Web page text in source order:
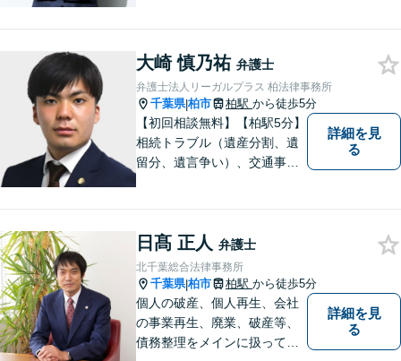
と連携し、税務・登記もワン
ストップで対応可」【休日・
夜間相談可】
大崎 慎乃祐 弁護士
弁護士法人リーガルプラス 柏法律事務所
千葉県|柏市 柏駅 から徒歩5分
【初回相談無料】【柏駅5分】
相続トラブル（遺産分割、遺
留分、遺言争い）、交通事故
詳細を見
る
日髙 正人 弁護士
北千葉総合法律事務所
千葉県|柏市 柏駅 から徒歩5分
個人の破産、個人再生、会社
の事業再生、廃業、破産等、
債務整理をメインに扱ってお
詳細を見
る